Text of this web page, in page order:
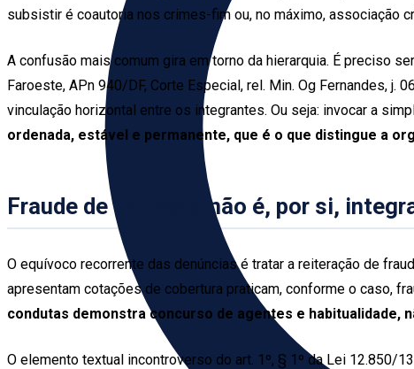
subsistir é coautoria nos crimes-fim ou, no máximo, associação
A confusão mais comum gira em torno da hierarquia. É preciso
Faroeste, APn 940/DF, Corte Especial, rel. Min. Og Fernandes,
vinculação horizontal entre os integrantes. Ou seja: invocar a
ordenada, estável e permanente, que é o que distingue a
Fraude de licitação não é, por si,
O equívoco recorrente das denúncias é tratar a reiteração de
apresentam cotações de cobertura praticam, conforme o caso,
condutas demonstra concurso de agentes e habitualidade,
O elemento textual incontroverso do art. 1º, § 1º da Lei 12.850/